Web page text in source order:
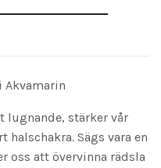
Akvamarin
lugnande, stärker vår
Sägs vara en
oss att övervinna rädsla